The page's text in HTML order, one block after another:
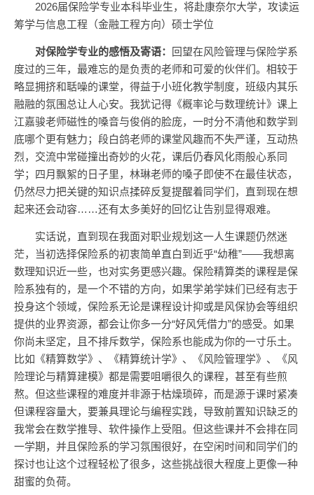
2026届保险学专业本科毕业生，将赴康奈尔大学，攻读运
筹学与信息工程（金融工程方向）硕士学位
对保险学专业的感悟及寄语：
回望在风险管理与保险学系
度过的三年，最难忘的是负责的老师和可爱的伙伴们。相较于
略显拥挤和聒噪的课堂，得益于小班化教学制度，班级内其乐
融融的氛围总让人心安。我犹记得《概率论与数理统计》课上
江嘉骏老师磁性的嗓音与俊俏的脸庞，一时分不清他和数学到
底哪个更有魅力；段白鸽老师的课堂风趣而不失严谨，互动热
烈，交流中常碰撞出奇妙的火花，课后仍春风化雨般心系同
学；四月飘絮的日子里，林琳老师的嗓子即使不在最佳状态，
仍然尽力把关键的知识点揉碎反复提醒着同学们，直到现在想
起来还会动容……还有太多美好的回忆让告别显得艰难。
实话说，直到现在我面对职业规划这一人生课题仍然迷
茫，当初选择保险系的初衷简单直白到近乎“幼稚”——我想离
数理知识近一些，也对实务更感兴趣。保险精算类的课程是保
险系独有的，是一个不错的方向，如果学弟学妹们已经有志于
投身这个领域，保险系无论是课程设计抑或是风保协会等组织
提供的业界资源，都会让你多一分“好风凭借力”的感受。如果
你尚未坚定，且不排斥数学，保险系也能成为你的一寸乐土。
比如《精算数学》、《精算统计学》、《风险管理学》、《风
险理论与精算建模》都是需要咀嚼很久的课程，甚至有些煎
熬。但这些课程的难度并非源于枯燥琐碎，而是源于课时紧凑
但课程容量大，要兼具理论与编程实践，导致前置知识缺乏的
我常会在数学推导、软件操作上受阻。但这些课并不会排在同
一学期，并且保险系的学习氛围很好，在空闲时间和同学们的
探讨也让这个过程轻松了很多，这些挑战很大程度上更像一种
甜蜜的负荷。